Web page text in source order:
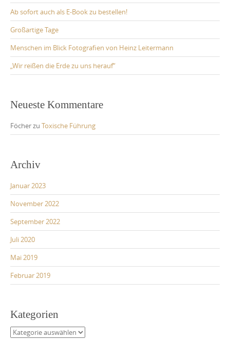
Ab sofort auch als E-Book zu bestellen!
Großartige Tage
Menschen im Blick Fotografien von Heinz Leitermann
„Wir reißen die Erde zu uns herauf“
Neueste Kommentare
Föcherzu Toxische Führung
Archiv
Januar 2023
November 2022
September 2022
Juli 2020
Mai 2019
Februar 2019
Kategorien
Kategorien